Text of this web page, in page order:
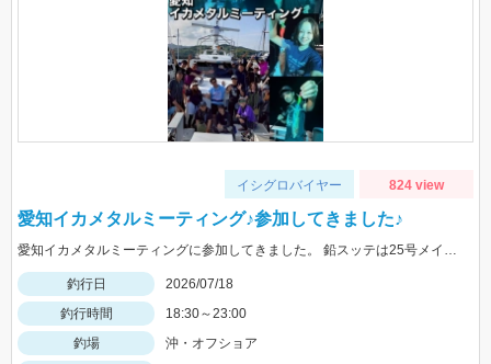
イシグロバイヤー 824 view
愛知イカメタルミーティング♪参加してきました♪
愛知イカメタルミーティングに参加してきました。 鉛スッテは25号メイン、小型も多いので、タングステンの方が釣果が伸ばせそうです！
釣行日
2026/07/18
釣行時間
18:30～23:00
釣場
沖・オフショア